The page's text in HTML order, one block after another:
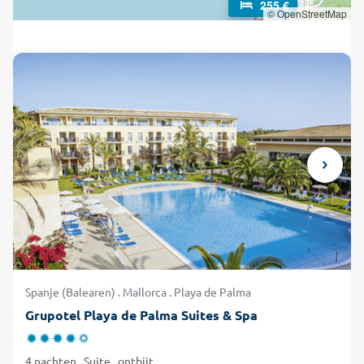
kunt u een kleurtje gaan opdoen op het zonneterras of bij
het zwembad en later op de dag geniet u van een mooie
Palma hier eenvoudig en voordelig bij alltours en geniet van
255 €
© OpenStreetMap
Spanje (Balearen) . Mallorca . Playa de Palma
Grupotel Playa de Palma Suites & Spa
4 nachten . Suite . ontbijt